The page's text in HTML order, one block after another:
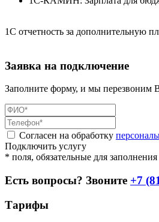
1С отчетность за дополнительную
Заявка на подключение
Заполните форму, и мы перезвоним
Согласен на обработку
Подключить услугу
* поля, обязательные для заполнения
Есть вопросы? Звоните +7
Тарифы